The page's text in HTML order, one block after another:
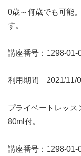
0歳～何歳でも可能
す。
講座番号：1298-01-
利用期間 2021/11/
プライベートレッス
80ml付。
講座番号：1298-01-